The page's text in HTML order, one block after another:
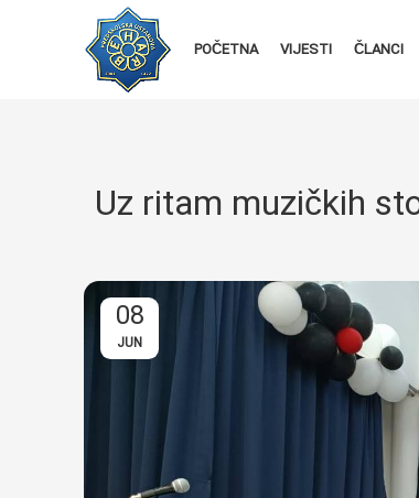
POČETNA VIJESTI ČLANCI
Uz ritam muzičkih
08
JUN